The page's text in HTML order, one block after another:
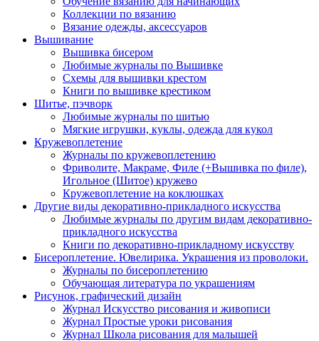
Коллекции по вязанию
Вязание одежды, аксессуаров
Вышивание
Вышивка бисером
Любимые журналы по Вышивке
Схемы для вышивки крестом
Книги по вышивке крестиком
Шитье, пэчворк
Любимые журналы по шитью
Мягкие игрушки, куклы, одежда для кукол
Кружевоплетение
Журналы по кружевоплетению
Фриволите, Макраме, Филе (+Вышивка по филе),
Игольное (Шитое) кружево
Кружевоплетение на коклюшках
Другие виды декоративно-прикладного искусства
Любимые журналы по другим видам декоративно-
прикладного искусства
Книги по декоративно-прикладному искусству
Бисероплетение. Ювелирика. Украшения из проволоки.
Журналы по бисероплетению
Обучающая литература по украшениям
Рисунок, графический дизайн
Журнал Искусство рисования и живописи
Журнал Простые уроки рисования
Журнал Школа рисования для малышей